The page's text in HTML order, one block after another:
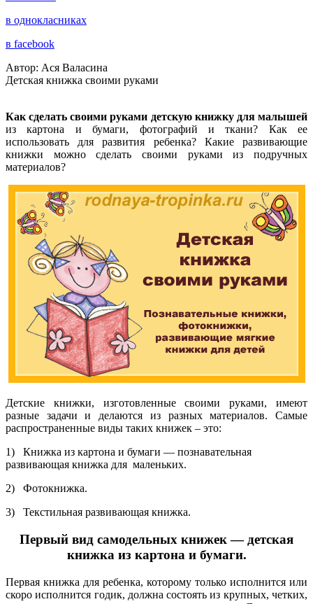
в однокласниках
в facebook
Автор: Ася Валасина
Детская книжка своими руками
Как сделать своими руками детскую книжку для малышей
из картона и бумаги, фотографий и ткани? Как ее
использовать для развития ребенка? Какие развивающие
книжки можно сделать своими руками из подручных
материалов?
Детские книжки, изготовленные своими руками, имеют
разные задачи и делаются из разных материалов. Самые
распространенные виды таких книжек – это:
1) Книжка из картона и бумаги — познавательная
развивающая книжка для маленьких.
2) Фотокнижка.
3) Текстильная развивающая книжка.
Первый вид самодельных книжек — детская
книжка из картона и бумаги.
Первая книжка для ребенка, которому только исполнится или
скоро исполнится годик, должна состоять из крупных, четких,